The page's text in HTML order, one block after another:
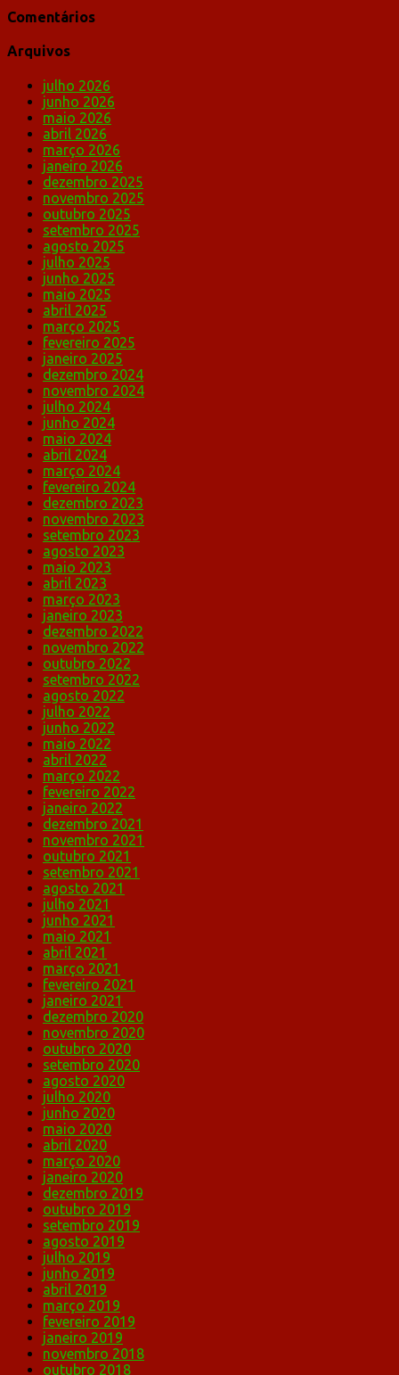
Comentários
Arquivos
julho 2026
junho 2026
maio 2026
abril 2026
março 2026
janeiro 2026
dezembro 2025
novembro 2025
outubro 2025
setembro 2025
agosto 2025
julho 2025
junho 2025
maio 2025
abril 2025
março 2025
fevereiro 2025
janeiro 2025
dezembro 2024
novembro 2024
julho 2024
junho 2024
maio 2024
abril 2024
março 2024
fevereiro 2024
dezembro 2023
novembro 2023
setembro 2023
agosto 2023
maio 2023
abril 2023
março 2023
janeiro 2023
dezembro 2022
novembro 2022
outubro 2022
setembro 2022
agosto 2022
julho 2022
junho 2022
maio 2022
abril 2022
março 2022
fevereiro 2022
janeiro 2022
dezembro 2021
novembro 2021
outubro 2021
setembro 2021
agosto 2021
julho 2021
junho 2021
maio 2021
abril 2021
março 2021
fevereiro 2021
janeiro 2021
dezembro 2020
novembro 2020
outubro 2020
setembro 2020
agosto 2020
julho 2020
junho 2020
maio 2020
abril 2020
março 2020
janeiro 2020
dezembro 2019
outubro 2019
setembro 2019
agosto 2019
julho 2019
junho 2019
abril 2019
março 2019
fevereiro 2019
janeiro 2019
novembro 2018
outubro 2018